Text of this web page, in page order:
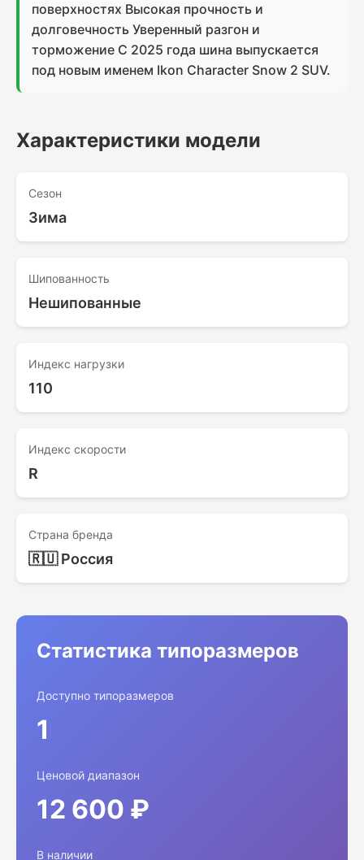
поверхностях Высокая прочность и
долговечность Уверенный разгон и
торможение C 2025 года шина выпускается
под новым именем Ikon Character Snow 2 SUV.
Характеристики модели
Сезон
Зима
Шипованность
Нешипованные
Индекс нагрузки
110
Индекс скорости
R
Страна бренда
🇷🇺 Россия
Статистика типоразмеров
Доступно типоразмеров
1
Ценовой диапазон
12 600 ₽
В наличии